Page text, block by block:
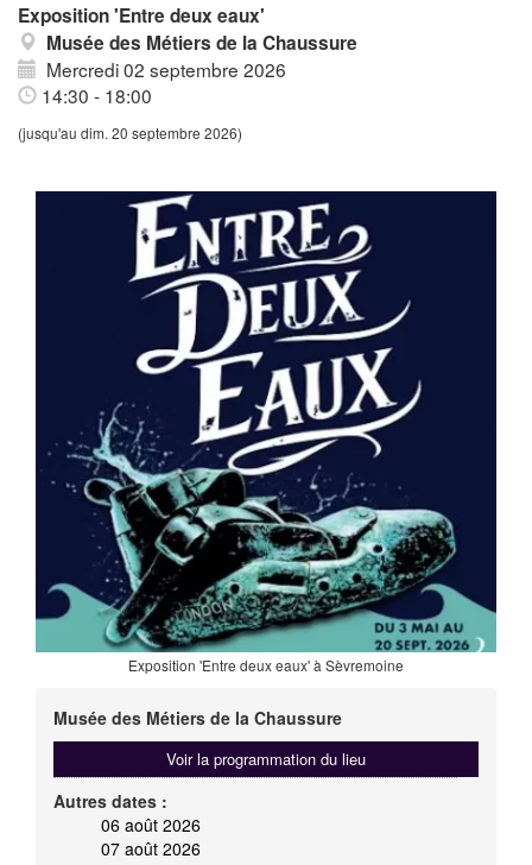
Exposition 'Entre deux eaux'
Musée des Métiers de la Chaussure
Mercredi 02 septembre 2026
14:30 - 18:00
(jusqu'au dim. 20 septembre 2026)
Exposition 'Entre deux eaux' à Sèvremoine
Musée des Métiers de la Chaussure
Voir la programmation du lieu
Autres dates :
06 août 2026
07 août 2026